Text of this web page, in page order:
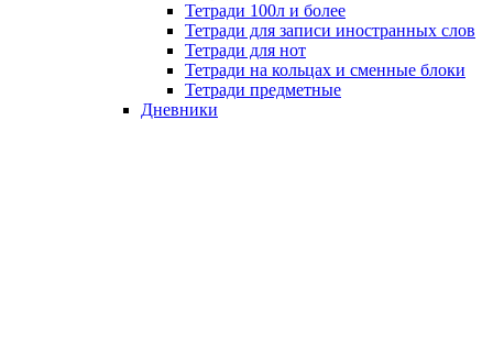
Тетради 100л и более
Тетради для записи иностранных слов
Тетради для нот
Тетради на кольцах и сменные блоки
Тетради предметные
Дневники